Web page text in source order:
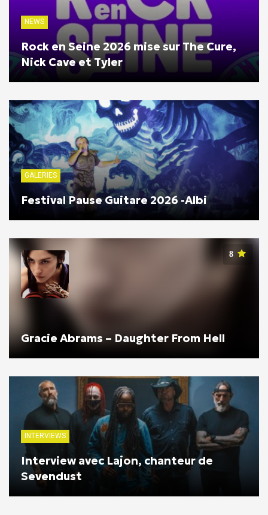
NEWS
Rock en Seine 2026 mise sur The Cure,
Nick Cave et Tyler
GALERIES
Festival Pause Guitare 2026 -Albi
8
Gracie Abrams – Daughter From Hell
INTERVIEWS
Interview avec Lajon, chanteur de
Sevendust